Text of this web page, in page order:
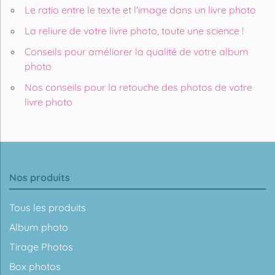
Le ratio entre le texte et l'image dans un livre photo
La reliure de votre livre photo, toute une science !
Conseils pour améliorer la qualité de votre album
photo
Nos conseils pour la retouche des photos de votre
livre photo
Nos produits
Tous les produits
Album photo
Tirage Photos
Box photos